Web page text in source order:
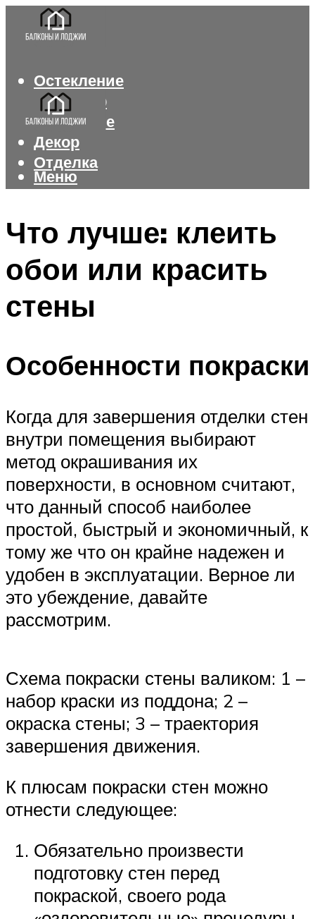
Остекление
Интерьер
Утепление
Декор
Отделка
Меню
Что лучше: клеить
обои или красить
стены
Особенности покраски
Когда для завершения отделки стен
внутри помещения выбирают
метод окрашивания их
поверхности, в основном считают,
что данный способ наиболее
простой, быстрый и экономичный, к
тому же что он крайне надежен и
удобен в эксплуатации. Верное ли
это убеждение, давайте
рассмотрим.
Схема покраски стены валиком: 1 –
набор краски из поддона; 2 –
окраска стены; 3 – траектория
завершения движения.
К плюсам покраски стен можно
отнести следующее:
Обязательно произвести
подготовку стен перед
покраской, своего рода